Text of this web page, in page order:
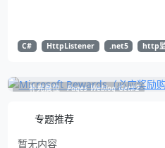
C# HttpListener .net5 http
补充展位 Pages_Weblog_Get#2
专题推荐
暂无内容